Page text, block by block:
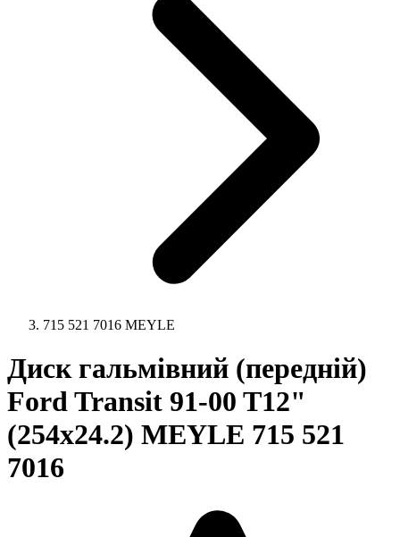
715 521 7016 MEYLE
Диск гальмівний (передній)
Ford Transit 91-00 T12"
(254x24.2) MEYLE 715 521
7016